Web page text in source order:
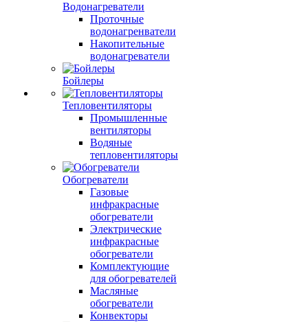
Водонагреватели
Проточные
водонагренватели
Накопительные
водонагреватели
Бойлеры
Тепловентиляторы
Промышленные
вентиляторы
Водяные
тепловентиляторы
Обогреватели
Газовые
инфракрасные
обогреватели
Электрические
инфракрасные
обогреватели
Комплектующие
для обогревателей
Масляные
обогреватели
Конвекторы